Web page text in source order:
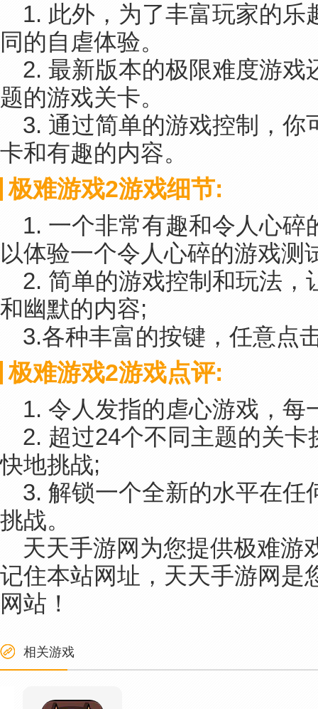
1. 此外，为了丰富玩家的乐
同的自虐体验。
2. 最新版本的极限难度游戏
题的游戏关卡。
3. 通过简单的游戏控制，你
卡和有趣的内容。
极难游戏2游戏细节:
1. 一个非常有趣和令人心碎
以体验一个令人心碎的游戏测
2. 简单的游戏控制和玩法，
和幽默的内容;
3.各种丰富的按键，任意点
极难游戏2游戏点评:
1. 令人发指的虐心游戏，每
2. 超过24个不同主题的关
快地挑战;
3. 解锁一个全新的水平在任
挑战。
天天手游网为您提供极难游
记住本站网址，天天手游网是
网站！
相关游戏